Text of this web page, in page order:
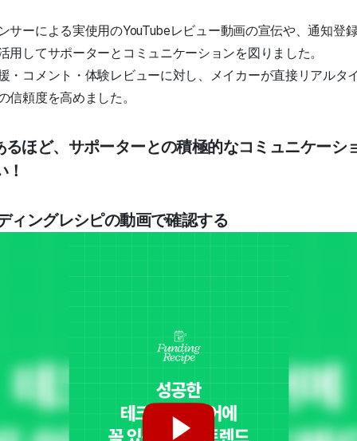
サーによる実使用のYouTubeレビュー動画の宣伝や、通知登
用してサポーターとコミュニケーションを図りました。
・コメント・体験レビューに対し、メイカーが直接リアルタ
信頼度を高めました。
ほど、サポーターとの積極的なコミュニケーシ
ィングレシピの動画で確認する